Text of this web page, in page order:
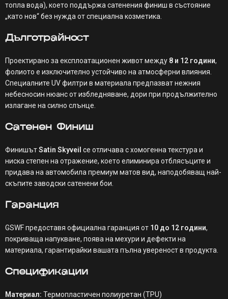
топла вода), което поддържа сатенения финиш в състояние
„като нов“ без нужда от специална козметика.
Дълготрайност
Проектирано за експлоатационен живот между 8 и 12 години,
фолиото е изключително устойчиво на атмосферни влияния.
Специалните UV филтри в материала предпазват нежния
небесносин нюанс от избледняване, дори при продължително
излагане на силно слънце.
Сатенен Финиш
ФинишътSatin Skyveil се отличава с хомогенна текстура и
ниска степен на отражение, което елиминира отблясъците и
придава на автомобила премиум матов вид, наподобяващ най-
скъпите заводски сатенени бои.
Гаранция
GSWF предоставя официална гаранция от 10 до 12 години,
покриваща напукване, поява на мехури и дефекти на
материала, гарантирайки вашата пълна увереност в продукта.
Спецификации
Материал: Термопластичен полиуретан (TPU)